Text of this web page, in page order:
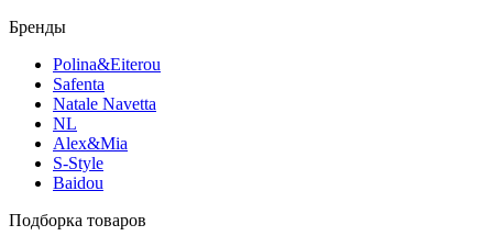
Бренды
Polina&Eiterou
Safenta
Natale Navetta
NL
Alex&Mia
S-Style
Baidou
Подборка товаров